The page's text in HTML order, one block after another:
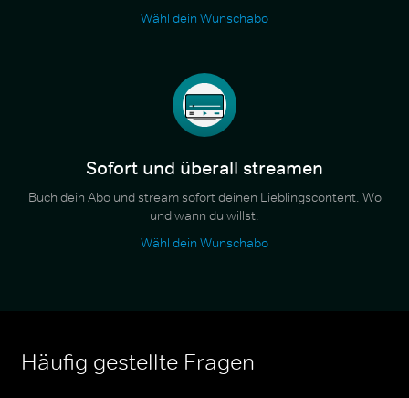
Wähl dein Wunschabo
Sofort und überall streamen
Buch dein Abo und stream sofort deinen Lieblingscontent. Wo
und wann du willst.
Wähl dein Wunschabo
Häufig gestellte Fragen